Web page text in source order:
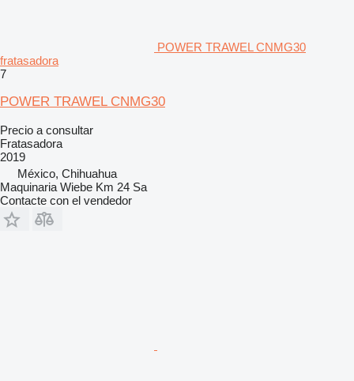
POWER TRAWEL CNMG30
fratasadora
7
POWER TRAWEL CNMG30
Precio a consultar
Fratasadora
2019
México, Chihuahua
Maquinaria Wiebe Km 24 Sa
Contacte con el vendedor